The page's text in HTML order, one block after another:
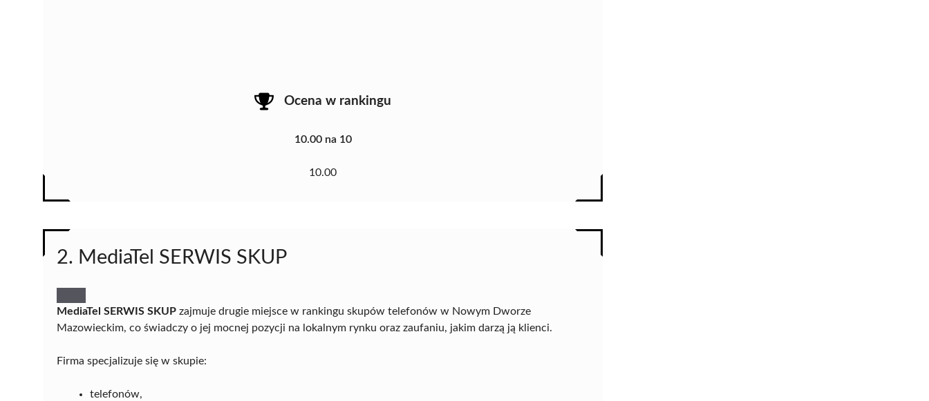
Ocena w rankingu
10.00 na 10
10.00
2. MediaTel SERWIS SKUP
MediaTel SERWIS SKUP zajmuje drugie miejsce w rankingu skupów telefonów w Nowym Dworze
Mazowieckim, co świadczy o jej mocnej pozycji na lokalnym rynku oraz zaufaniu, jakim darzą ją klienci.
Firma specjalizuje się w skupie:
telefonów,